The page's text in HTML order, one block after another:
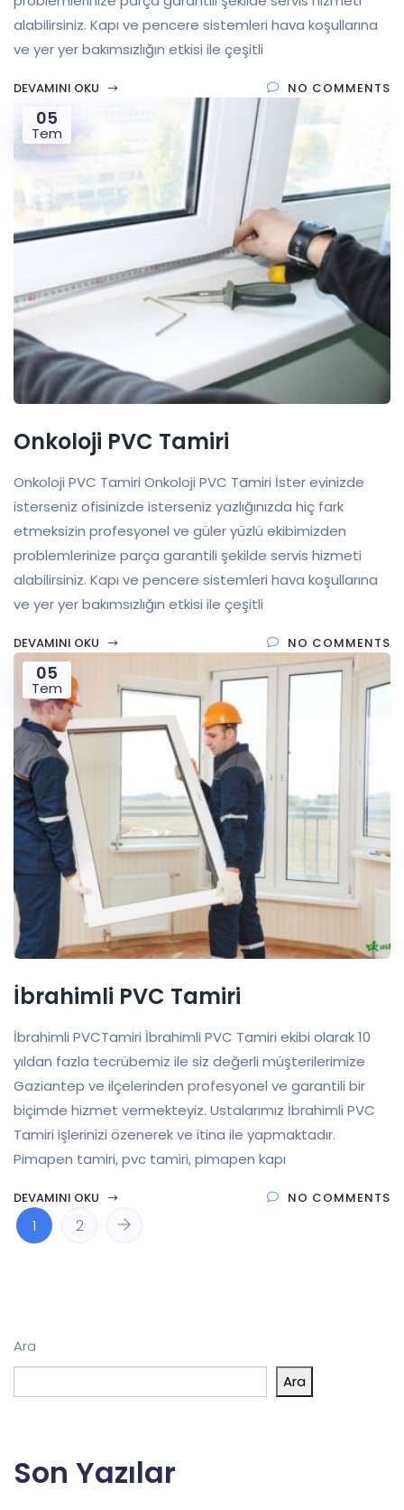
alabilirsiniz. Kapı ve pencere sistemleri hava koşullarına
ve yer yer bakımsızlığın etkisi ile çeşitli
DEVAMINI OKU NO COMMENTS
05
Tem
Onkoloji PVC Tamiri
Onkoloji PVC Tamiri Onkoloji PVC Tamiri İster evinizde
isterseniz ofisinizde isterseniz yazlığınızda hiç fark
etmeksizin profesyonel ve güler yüzlü ekibimizden
problemlerinize parça garantili şekilde servis hizmeti
alabilirsiniz. Kapı ve pencere sistemleri hava koşullarına
ve yer yer bakımsızlığın etkisi ile çeşitli
DEVAMINI OKU NO COMMENTS
05
Tem
İbrahimli PVC Tamiri
İbrahimli PVCTamiri İbrahimli PVC Tamiri ekibi olarak 10
yıldan fazla tecrübemiz ile siz değerli müşterilerimize
Gaziantep ve ilçelerinden profesyonel ve garantili bir
biçimde hizmet vermekteyiz. Ustalarımız İbrahimli PVC
Tamiri işlerinizi özenerek ve itina ile yapmaktadır.
Pimapen tamiri, pvc tamiri, pimapen kapı
DEVAMINI OKU NO COMMENTS
1 2
Ara
Ara
Son Yazılar